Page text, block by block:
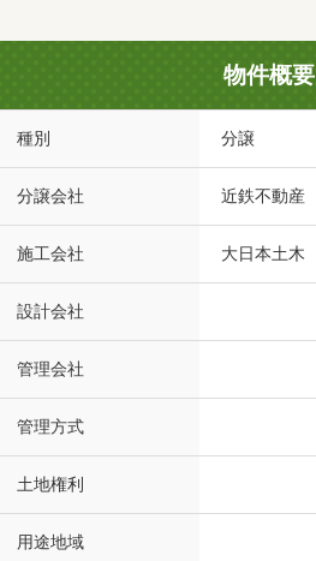
物件概要
種別 分譲
分譲会社 近鉄不動産
施工会社 大日本土木
設計会社
管理会社
管理方式
土地権利
用途地域